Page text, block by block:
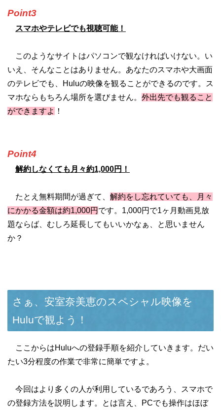
Point3
スマホやテレビでも視聴可能！
このようなサイトはパソコンで観なければいけない。い
いえ、そんなことはありません。あなたのスマホや大画面
のテレビでも、Huluの映像を観ることができるのです。ス
マホならもちろん場所を選びません。 外出先でも観ること
ができますよ ！
Point4
解約しなくても月々約1,000円！
たとえ無料期間が過ぎて、 解約をし忘れていても、月々
にかかる金額は約1,000円 です。1,000円で1ヶ月動画見放
題ならば、むしろ延長してもいいかなぁ、と思いません
か？
さぁ、安室奈美恵のスペシャル映像を
Huluで観よう！
ここからはHuluへの登録手順を紹介していきます。だい
たい3分程度の作業で非常に簡単ですよ。
今回はより多くの人が利用しているであろう、スマホで
の登録方法を説明します。とは言え、PCでも操作はほぼ